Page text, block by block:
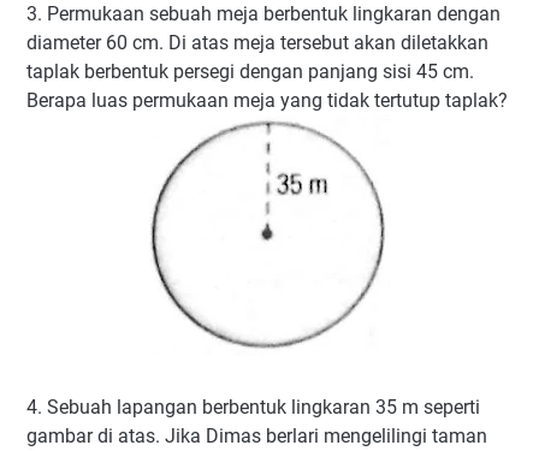
3. Permukaan sebuah meja berbentuk lingkaran dengan
diameter 60 cm. Di atas meja tersebut akan diletakkan
taplak berbentuk persegi dengan panjang sisi 45 cm.
Berapa luas permukaan meja yang tidak tertutup taplak?
4. Sebuah lapangan berbentuk lingkaran 35 m seperti
gambar di atas. Jika Dimas berlari mengelilingi taman